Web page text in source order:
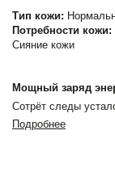
Тип кожи:
Потребности кожи:
Сияние кожи
Мощный заряд
Сотрёт следы
Подробнее